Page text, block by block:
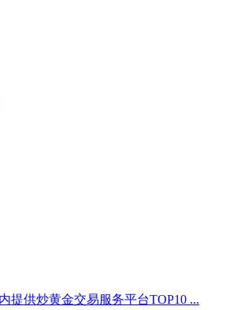
提供炒黄金交易服务平台TOP10 ...